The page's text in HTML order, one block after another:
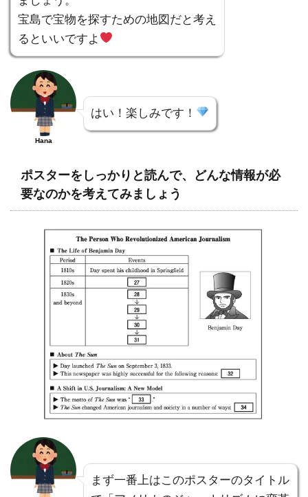
宝島で宝物を探すための地図だと考え
るといいですよ
Hana
はい！楽しみです！
ポスターをしっかりと読んで、どんな情報が必
要なのかを考えてみましょう
まず一番上はこのポスターのタイトル